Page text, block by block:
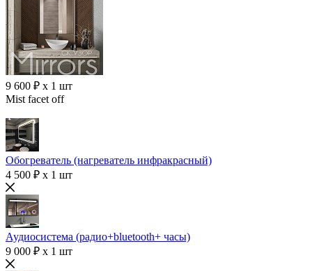
9 600 ₽ x 1 шт
Mist facet off
Обогреватель (нагреватель инфракрасный)
4 500 ₽ x 1 шт
Аудиосистема (радио+bluetooth+ часы)
9 000 ₽ x 1 шт